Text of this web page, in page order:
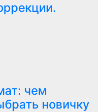
чем
новичку